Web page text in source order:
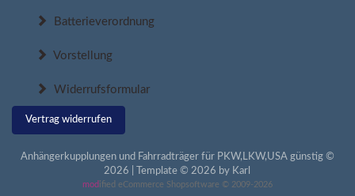
Batterieverordnung
Vorstellung
Widerrufsformular
Vertrag widerrufen
Anhängerkupplungen und Fahrradträger für PKW,LKW,USA günstig ©
2026 | Template © 2026 by Karl
mod ified eCommerce Shopsoftware © 2009-2026